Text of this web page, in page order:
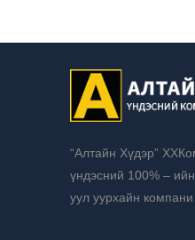
“Алтайн Хүдэр”
үндэсний 100% –
уул уурхайн